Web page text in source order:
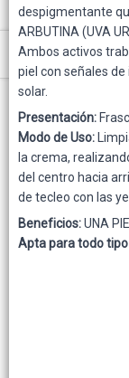
despigmentante
ARBUTINA (UVA
Ambos activos
piel con señales
solar.
Presentación:
Modo de Uso:
la crema,
del centro hacia
de tecleo con las
Beneficios:UNA
Apta para todo tipo
CONTACTO
Menú
Crema facial